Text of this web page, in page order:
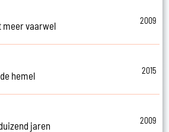
meer vaarwel
2009
hemel
2015
jaren
2009